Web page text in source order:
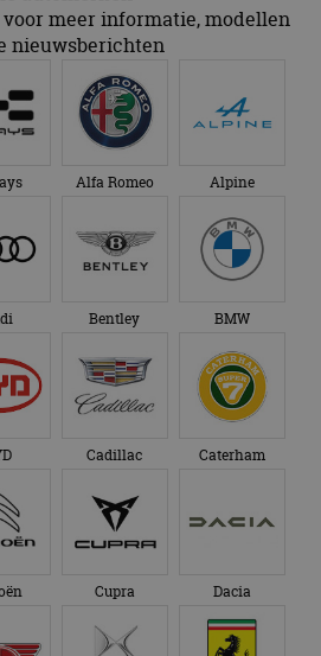
meer informatie, modellen
nieuwsberichten
Alfa Romeo Alpine
Bentley BMW
Cadillac Caterham
Cupra Dacia